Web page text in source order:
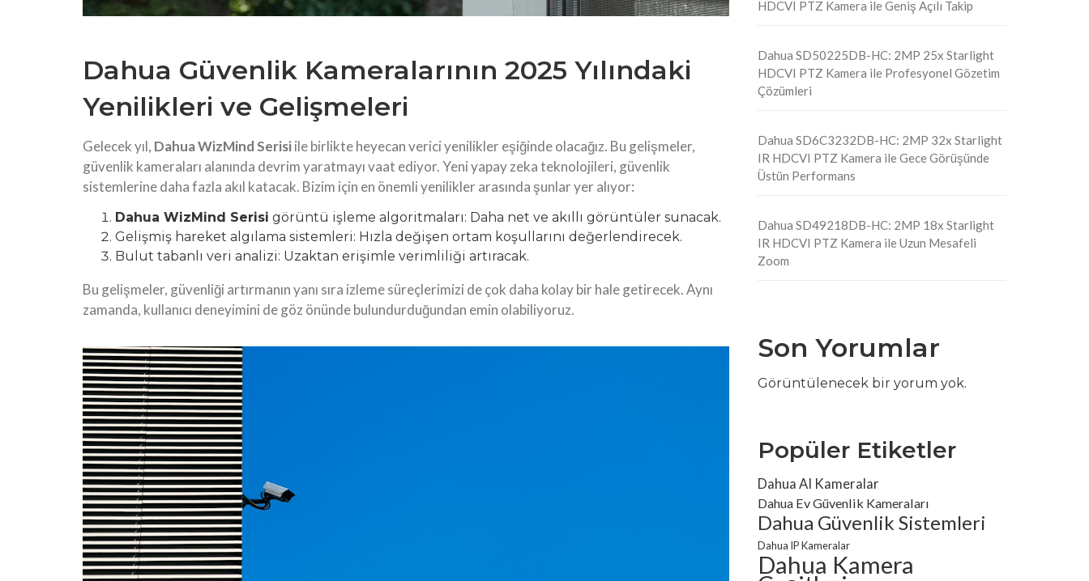
Dahua Güvenlik Kameralarının 2025 Yılındaki
Yenilikleri ve Gelişmeleri
Gelecek yıl, Dahua WizMind Serisiile birlikte heyecan verici yenilikler eşiğinde olacağız. Bu gelişmeler,
güvenlik kameraları alanında devrim yaratmayı vaat ediyor. Yeni yapay zeka teknolojileri, güvenlik
sistemlerine daha fazla akıl katacak. Bizim için en önemli yenilikler arasında şunlar yer alıyor:
Dahua WizMind Serisi görüntü işleme algoritmaları: Daha net ve akıllı görüntüler sunacak.
Gelişmiş hareket algılama sistemleri: Hızla değişen ortam koşullarını değerlendirecek.
Bulut tabanlı veri analizi: Uzaktan erişimle verimliliği artıracak.
Bu gelişmeler, güvenliği artırmanın yanı sıra izleme süreçlerimizi de çok daha kolay bir hale getirecek. Aynı
zamanda, kullanıcı deneyimini de göz önünde bulundurduğundan emin olabiliyoruz.
HDCVI PTZ Kamera ile Geniş Açılı Takip
Dahua SD50225DB-HC: 2MP 25x Starlight
HDCVI PTZ Kamera ile Profesyonel Gözetim
Çözümleri
Dahua SD6C3232DB-HC: 2MP 32x Starlight
IR HDCVI PTZ Kamera ile Gece Görüşünde
Üstün Performans
Dahua SD49218DB-HC: 2MP 18x Starlight
IR HDCVI PTZ Kamera ile Uzun Mesafeli
Zoom
Son Yorumlar
Görüntülenecek bir yorum yok.
Popüler Etiketler
Dahua AI Kameralar
Dahua Ev Güvenlik Kameraları
Dahua Güvenlik Sistemleri
Dahua IP Kameralar
Dahua Kamera